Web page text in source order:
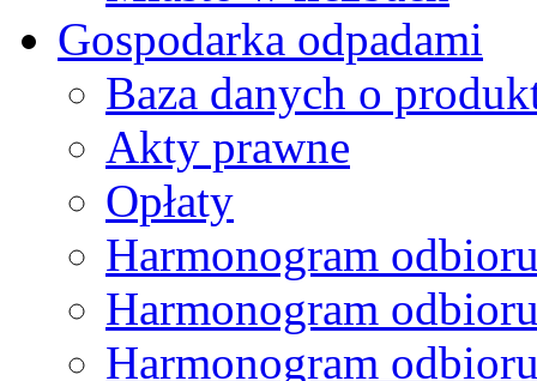
Gospodarka odpadami
Baza danych o
Akty prawne
Opłaty
Harmonogram
Harmonogram
Harmonogram